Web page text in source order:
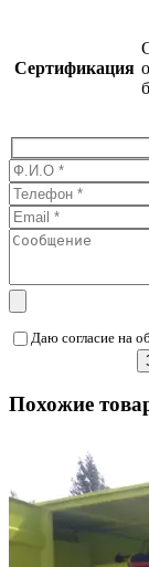
Сертификация
Даю согласие на
Похожие